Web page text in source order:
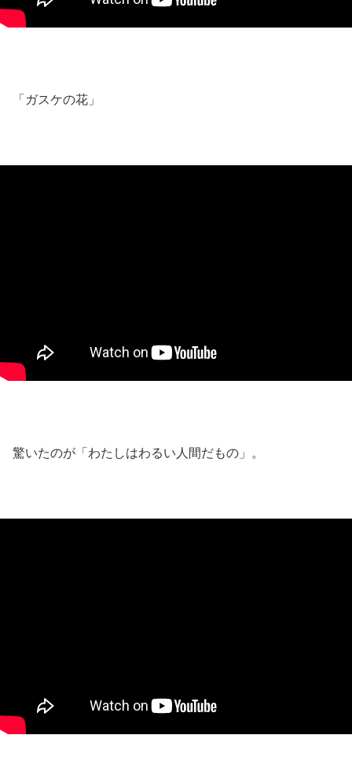
「ガスケの花」
驚いたのが「わたしはわるい人間だもの」。